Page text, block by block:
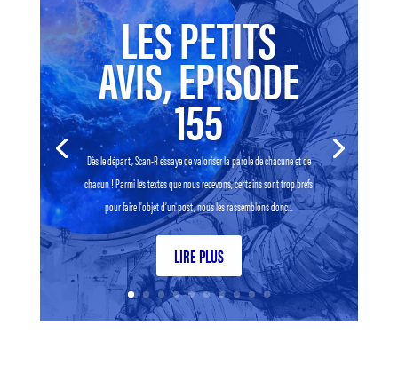
LES PETITS
AVIS, EPISODE
155
Dès le départ, Scan-R essaye de valoriser la parole de chacune et de
chacun ! Parmi les textes que nous recevons, certains sont trop brefs
pour faire l’objet d’un post, nous les rassemblons donc...
LIRE PLUS